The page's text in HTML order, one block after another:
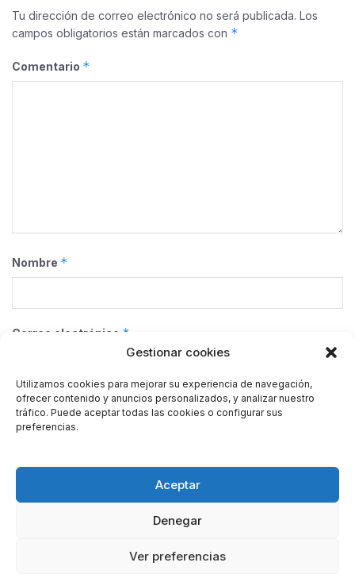
Gestionar cookies
Utilizamos cookies para mejorar su experiencia de navegación,
ofrecer contenido y anuncios personalizados, y analizar nuestro
tráfico. Puede aceptar todas las cookies o configurar sus
preferencias.
Aceptar
Denegar
Ver preferencias
Tu dirección de correo electrónico no será publicada. Los
campos obligatorios están marcados con *
Comentario *
Nombre *
Correo electrónico *
Web
navegador para la próxima vez que comente.